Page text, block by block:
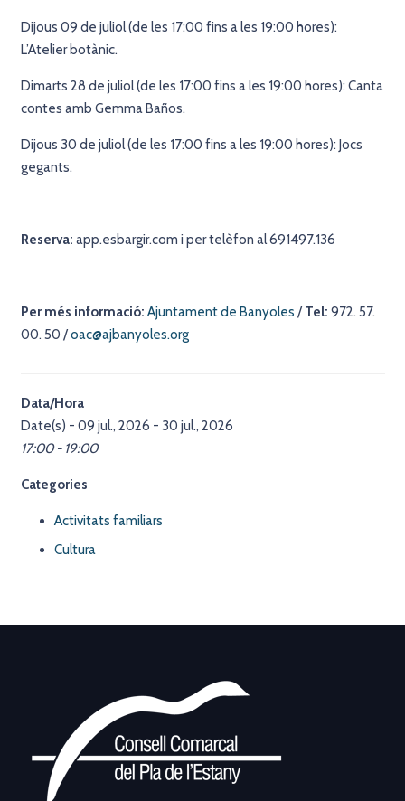
Dijous 09 de juliol (de les 17:00 fins a les 19:00 hores):
L’Atelier botànic.
Dimarts 28 de juliol (de les 17:00 fins a les 19:00 hores): Canta
contes amb Gemma Baños.
Dijous 30 de juliol (de les 17:00 fins a les 19:00 hores): Jocs
gegants.
Reserva: app.esbargir.com i per telèfon al 691497.136
Per més informació: Ajuntament de Banyoles /Tel: 972. 57.
00. 50 /oac@ajbanyoles.org
Data/Hora
Date(s) - 09 jul., 2026 - 30 jul., 2026
17:00 - 19:00
Categories
Activitats familiars
Cultura